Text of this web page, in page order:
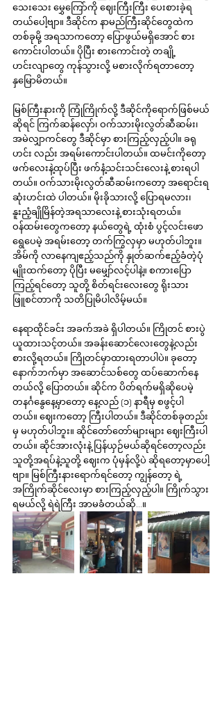
သေးသေး မွှေကြော်ကို ဈေးကြီးကြီး ပေးစားခဲ့ရ
တယ်ပေါ့ဗျာ။ ဒီဆိုင်က နာမည်ကြီးဆိုင်တွေထဲက
တစ်ခုမို့ အရသာကတော့ ပြောဖွယ်မရှိအောင် စား
ကောင်းပါတယ်။ ပိုပြီး စားကောင်းတဲ့ တချို့
ဟင်းလျာတွေ ကုန်သွားလို့ မစားလိုက်ရတာတော့
နှမြောမိတယ်။
မြစ်ကြီးနားကို ကြုံကြိုက်လို့ ဒီဆိုင်ကိုရောက်ဖြစ်မယ်
ဆိုရင် ကြက်ဆန်လှော်၊ ဝက်သားမိုးလွတ်ဆီဆမ်း၊
အမဲလျှာကင်တွေ ဒီဆိုင်မှာ စားကြည့်လှည့်ပါ။ ခရု
ဟင်း လည်း အရမ်းကောင်းပါတယ်။ ထမင်းကိုတော့
ဖက်လေးနဲ့ထုပ်ပြီး ဖက်နံ့သင်းသင်းလေးနဲ့ စားရပါ
တယ်။ ဝက်သားမိုးလွတ်ဆီဆမ်းကတော့ အရောင်းရ
ဆုံးဟင်းထဲ ပါတယ်။ မိုးခိုသားလို့ ပြောရမလား၊
နူးညံ့ချိုမြိန်တဲ့အရသာလေးနဲ့ စားသုံးရတယ်။
ဝန်ထမ်းတွေကတော့ နယ်တွေရဲ့ ထုံးစံ ပွင့်လင်းဖော
ရွေပေမဲ့ အရမ်းတော့ တက်ကြွလှမှာ မဟုတ်ပါဘူး။
အိမ်ကို လာနေကျဧည့်သည်ကို နှုတ်ဆက်ဧည့်ခံတဲ့ပုံ
မျိုးထက်တော့ ပိုပြီး မမျှော်လင့်ပါနဲ့။ စကားပြော
ကြည့်ရင်တော့ သူတို့ စိတ်ရင်းလေးတွေ ရိုးသား
ဖြူစင်တာကို သတိပြုမိပါလိမ့်မယ်။
နေရာထိုင်ခင်း အခက်အခဲ ရှိပါတယ်။ ကြိုတင် စားပွဲ
ယူထားသင့်တယ်။ အခန်းဆောင်လေးတွေနဲ့လည်း
စားလို့ရတယ်။ ကြိုတင်မှာထားရတာပါပဲ။ ခုတော့
နောက်ဘက်မှာ အဆောင်သစ်တွေ ထပ်ဆောက်နေ
တယ်လို့ ပြောတယ်။ ဆိုင်က ပိတ်ရက်မရှိဆိုပေမဲ့
တနင်္ဂနွေနေ့မှာတော့ နေ့လည် (၁) နာရီမှ စဖွင့်ပါ
တယ်။ ဈေးကတော့ ကြီးပါတယ်။ ဒီဆိုင်တစ်ခုတည်း
မှ မဟုတ်ပါဘူး။ ဆိုင်တော်တော်များများ ဈေးကြီးပါ
တယ်။ ဆိုင်အားလုံးနဲ့ ပြန်ယှဉ်မယ်ဆိုရင်တော့လည်း
သူတို့အရပ်နဲ့သူတို့ ဈေးက ပုံမှန်လို့ပဲ ဆိုရတော့မှာပေါ့
ဗျာ။ မြစ်ကြီးနားရောက်ရင်တော့ ကျွန်တော့ ရဲ့
အကြိုက်ဆိုင်လေးမှာ စားကြည့်လှည့်ပါ။ ကြိုက်သွား
ရမယ်လို့ ရဲရဲကြီး အာမခံတယ်ဆို...။